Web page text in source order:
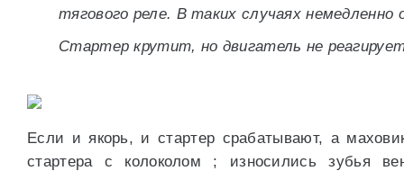
тягового реле. В таких случаях
Стартер крутит, но двигатель не
Если и якорь, и стартер срабатывают, а
стартера с колоколом ; износились зубья